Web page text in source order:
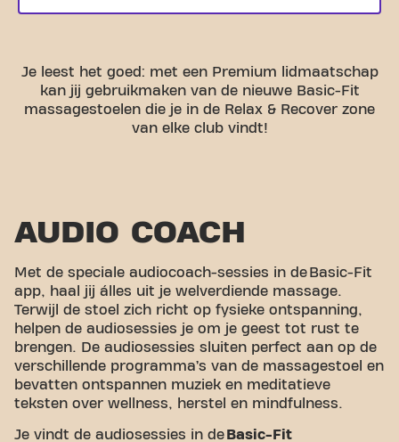
Je leest het goed: met een Premium lidmaatschap
kan jij gebruikmaken van de nieuwe Basic-Fit
massagestoelen die je in de Relax & Recover zone
van elke club vindt!
AUDIO COACH
Met de speciale audiocoach-sessies in de Basic-Fit
app, haal jij álles uit je welverdiende massage.
Terwijl de stoel zich richt op fysieke ontspanning,
helpen de audiosessies je om je geest tot rust te
brengen. De audiosessies sluiten perfect aan op de
verschillende programma’s van de massagestoel en
bevatten ontspannen muziek en meditatieve
teksten over wellness, herstel en mindfulness.
Je vindt de audiosessies in de Basic-Fit